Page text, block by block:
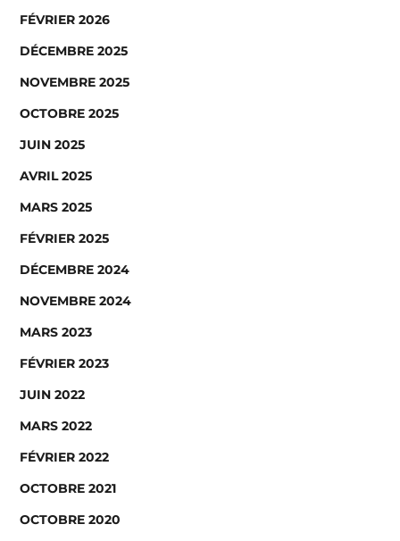
FÉVRIER 2026
DÉCEMBRE 2025
NOVEMBRE 2025
OCTOBRE 2025
JUIN 2025
AVRIL 2025
MARS 2025
FÉVRIER 2025
DÉCEMBRE 2024
NOVEMBRE 2024
MARS 2023
FÉVRIER 2023
JUIN 2022
MARS 2022
FÉVRIER 2022
OCTOBRE 2021
OCTOBRE 2020